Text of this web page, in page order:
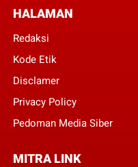
HALAMAN
Redaksi
Kode Etik
Disclamer
Privacy Policy
Pedoman Media Siber
MITRA LINK